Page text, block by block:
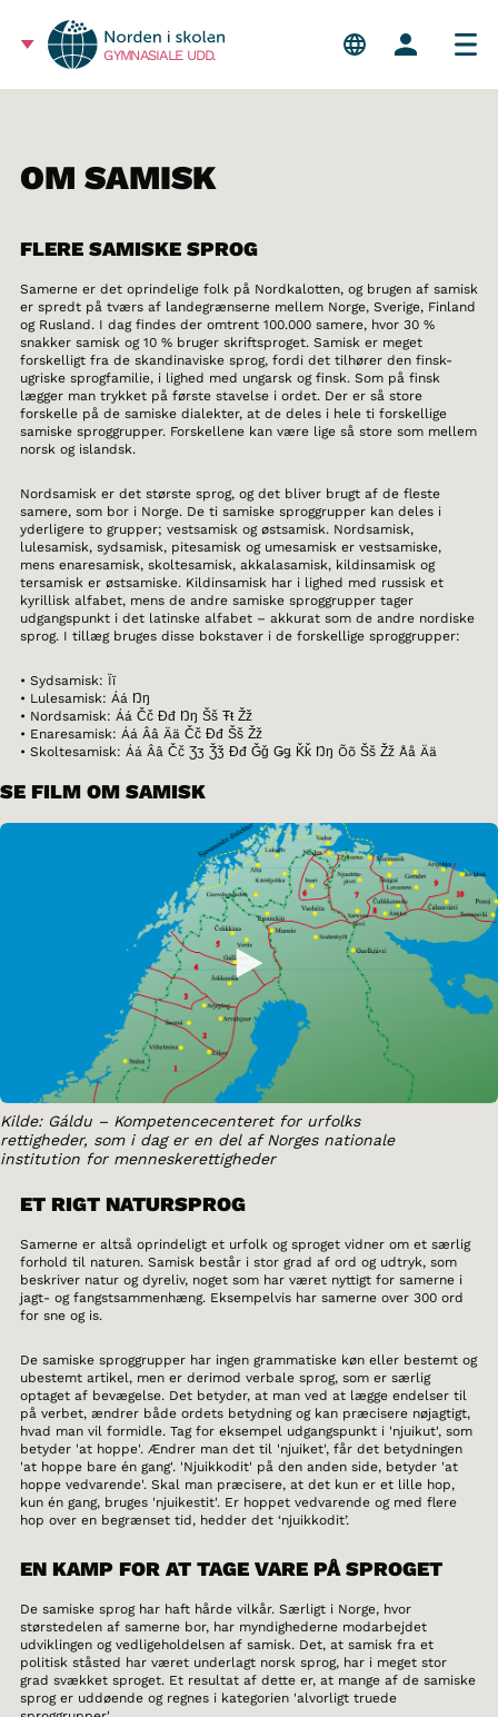
GYMNASIALE UDD.
OM SAMISK
FLERE SAMISKE SPROG
Samerne er det oprindelige folk på Nordkalotten, og brugen af samisk
er spredt på tværs af landegrænserne mellem Norge, Sverige, Finland
og Rusland. I dag findes der omtrent 100.000 samere, hvor 30 %
snakker samisk og 10 % bruger skriftsproget. Samisk er meget
forskelligt fra de skandinaviske sprog, fordi det tilhører den finsk-
ugriske sprogfamilie, i lighed med ungarsk og finsk. Som på finsk
lægger man trykket på første stavelse i ordet. Der er så store
forskelle på de samiske dialekter, at de deles i hele ti forskellige
samiske sproggrupper. Forskellene kan være lige så store som mellem
norsk og islandsk.
Nordsamisk er det største sprog, og det bliver brugt af de fleste
samere, som bor i Norge. De ti samiske sproggrupper kan deles i
yderligere to grupper; vestsamisk og østsamisk. Nordsamisk,
lulesamisk, sydsamisk, pitesamisk og umesamisk er vestsamiske,
mens enaresamisk, skoltesamisk, akkalasamisk, kildinsamisk og
tersamisk er østsamiske. Kildinsamisk har i lighed med russisk et
kyrillisk alfabet, mens de andre samiske sproggrupper tager
udgangspunkt i det latinske alfabet – akkurat som de andre nordiske
sprog. I tillæg bruges disse bokstaver i de forskellige sproggrupper:
• Sydsamisk: Ïï
• Lulesamisk: Áá Ŋŋ
• Nordsamisk: Áá Čč Đđ Ŋŋ Šš Ŧŧ Žž
• Enaresamisk: Áá Ââ Ää Čč Đđ Šš Žž
• Skoltesamisk: Áá Ââ Čč Ʒʒ Ǯǯ Đđ Ǧǧ Ǥǥ Ǩǩ Ŋŋ Õõ Šš Žž Åå Ää
SE FILM OM SAMISK
Kilde: Gáldu – Kompetencecenteret for urfolks
rettigheder, som i dag er en del af Norges nationale
institution for menneskerettigheder
ET RIGT NATURSPROG
Samerne er altså oprindeligt et urfolk og sproget vidner om et særlig
forhold til naturen. Samisk består i stor grad af ord og udtryk, som
beskriver natur og dyreliv, noget som har været nyttigt for samerne i
jagt- og fangstsammenhæng. Eksempelvis har samerne over 300 ord
for sne og is.
De samiske sproggrupper har ingen grammatiske køn eller bestemt og
ubestemt artikel, men er derimod verbale sprog, som er særlig
optaget af bevægelse. Det betyder, at man ved at lægge endelser til
på verbet, ændrer både ordets betydning og kan præcisere nøjagtigt,
hvad man vil formidle. Tag for eksempel udgangspunkt i 'njuikut', som
betyder 'at hoppe'. Ændrer man det til 'njuiket', får det betydningen
'at hoppe bare én gang'. 'Njuikkodit' på den anden side, betyder 'at
hoppe vedvarende'. Skal man præcisere, at det kun er et lille hop,
kun én gang, bruges 'njuikestit'. Er hoppet vedvarende og med flere
hop over en begrænset tid, hedder det ‘njuikkodit’.
EN KAMP FOR AT TAGE VARE PÅ SPROGET
De samiske sprog har haft hårde vilkår. Særligt i Norge, hvor
størstedelen af samerne bor, har myndighederne modarbejdet
udviklingen og vedligeholdelsen af samisk. Det, at samisk fra et
politisk ståsted har været underlagt norsk sprog, har i meget stor
grad svækket sproget. Et resultat af dette er, at mange af de samiske
sprog er uddøende og regnes i kategorien 'alvorligt truede